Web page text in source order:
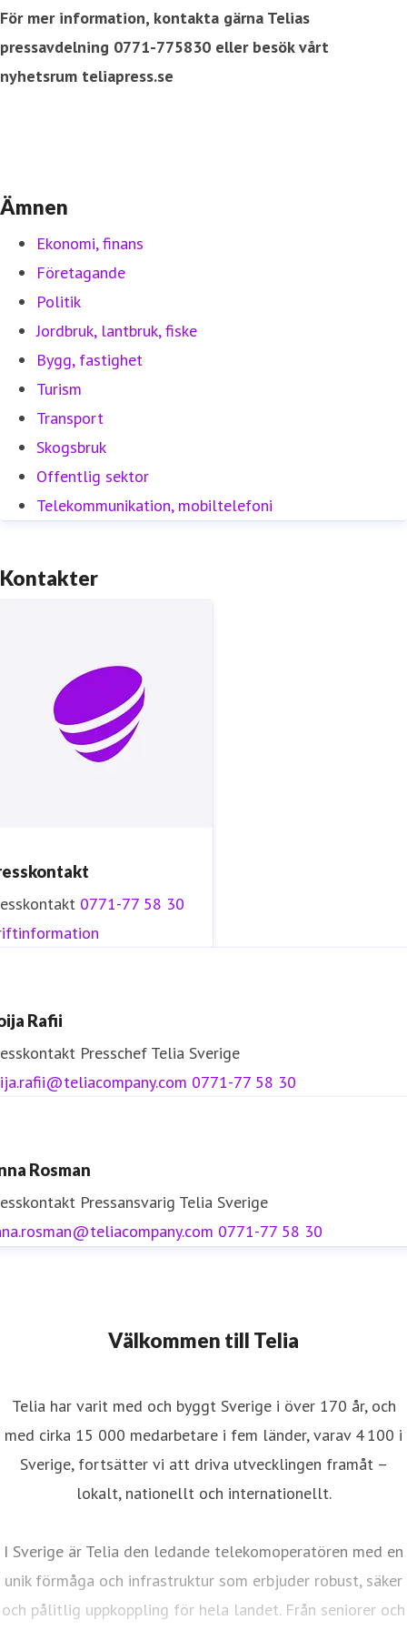
För mer information, kontakta gärna Telias
pressavdelning 0771-775830 eller besök vårt
nyhetsrum teliapress.se
Ämnen
Ekonomi, finans
Företagande
Politik
Jordbruk, lantbruk, fiske
Bygg, fastighet
Turism
Transport
Skogsbruk
Offentlig sektor
Telekommunikation, mobiltelefoni
Kontakter
0771-77 58 30
Rafii
Presschef Telia Sverige
0771-77 58 30
Rosman
Pressansvarig Telia Sverige
0771-77 58 30
Välkommen till Telia
Telia har varit med och byggt Sverige i över 170 år, och
med cirka 15 000 medarbetare i fem länder, varav 4 100 i
Sverige, fortsätter vi att driva utvecklingen framåt –
lokalt, nationellt och internationellt.
I Sverige är Telia den ledande telekomoperatören med en
unik förmåga och infrastruktur som erbjuder robust, säker
och pålitlig uppkoppling för hela landet. Från seniorer och